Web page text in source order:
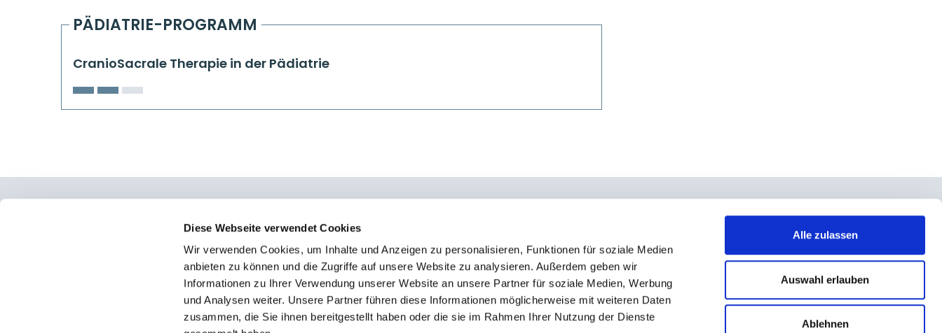
Diese Webseite verwendet Cookies
Wir verwenden Cookies, um Inhalte und Anzeigen zu personalisieren, Funktionen für soziale Medien
anbieten zu können und die Zugriffe auf unsere Website zu analysieren. Außerdem geben wir
Informationen zu Ihrer Verwendung unserer Website an unsere Partner für soziale Medien, Werbung
und Analysen weiter. Unsere Partner führen diese Informationen möglicherweise mit weiteren Daten
zusammen, die Sie ihnen bereitgestellt haben oder die sie im Rahmen Ihrer Nutzung der Dienste
Alle zulassen
Auswahl erlauben
Ablehnen
PÄDIATRIE-PROGRAMM
CranioSacrale Therapie in der Pädiatrie
Konrad-Adenauer-Straße 6
0451 - 4 79 95 0
info@osteopathie-institut-deutschland.de
Kontakt
Storno- und Teilnahmebedingungen
Impressum
Datenschutz